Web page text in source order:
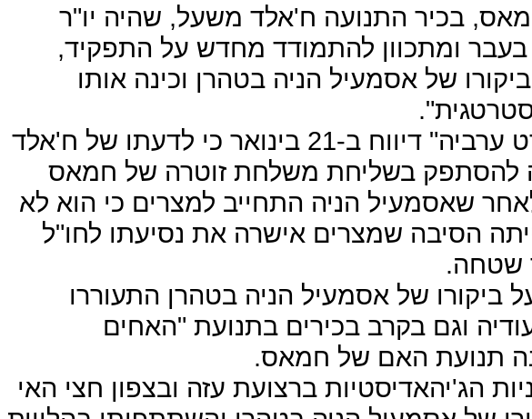
בכיר התנועה ח'אלד משעל, שהיה יו"ר
ומתכוון להתמודד מחדש על התפקיד,
של אסמעיל הניה בטהרן וכינה אותו
העיתון "אינדיפנדט ערביה" דיווח ב-21 בינואר כי לדעתו של ח'אלד
להסתפק בשליחת משלחת זוטרה של חמאס
שאסמעיל הניה התחייב למצרים כי הוא לא
הסיבה שמצרים אישרה את נסיעתו לחו"ל
שטחה.
ביקורו של אסמעיל הניה בטהרן התעוררו
וגם בקרב בכירים בתנועת "האחים
תנועת האם של חמאס.
הג'יהאדיסטיות ברצועת עזה ובצפון חצי האי